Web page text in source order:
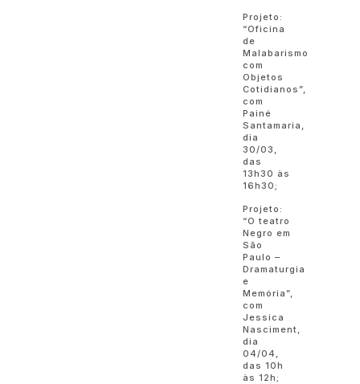
Projeto:
“Oficina
de
Malabarismo
com
Objetos
Cotidianos”,
com
Painé
Santamaria,
dia
30/03,
das
13h30 às
16h30;
Projeto:
“O teatro
Negro em
São
Paulo –
Dramaturgia
e
Memória”,
com
Jessica
Nasciment,
dia
04/04,
das 10h
às 12h;